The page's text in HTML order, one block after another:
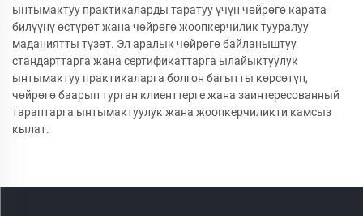
ынтымактуу практикаларды таратуу үчүн чөйрөгө карата
билүүнү өстүрөт жана чөйрөгө жоопкерчилик тууралуу
маданиятты түзөт. Эл аралык чөйрөгө байланыштуу
стандарттарга жана сертификаттарга ылайыктуулук
ынтымактуу практикаларга болгон багытты көрсөтүп,
чөйрөгө баарып турган клиенттерге жана заинтересованный
тараптарга ынтымактуулук жана жоопкерчиликти камсыз
кылат.